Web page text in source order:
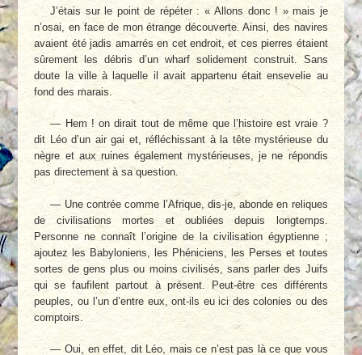
J’étais sur le point de répéter : « Allons donc ! » mais je
n’osai, en face de mon étrange découverte. Ainsi, des navires
avaient été jadis amarrés en cet endroit, et ces pierres étaient
sûrement les débris d’un wharf solidement construit. Sans
doute la ville à laquelle il avait appartenu était ensevelie au
fond des marais.
— Hem ! on dirait tout de même que l’histoire est vraie ?
dit Léo d’un air gai et, réfléchissant à la tête mystérieuse du
nègre et aux ruines également mystérieuses, je ne répondis
pas directement à sa question.
— Une contrée comme l’Afrique, dis-je, abonde en reliques
de civilisations mortes et oubliées depuis longtemps.
Personne ne connaît l’origine de la civilisation égyptienne ;
ajoutez les Babyloniens, les Phéniciens, les Perses et toutes
sortes de gens plus ou moins civilisés, sans parler des Juifs
qui se faufilent partout à présent. Peut-être ces différents
peuples, ou l’un d’entre eux, ont-ils eu ici des colonies ou des
comptoirs.
— Oui, en effet, dit Léo, mais ce n’est pas là ce que vous